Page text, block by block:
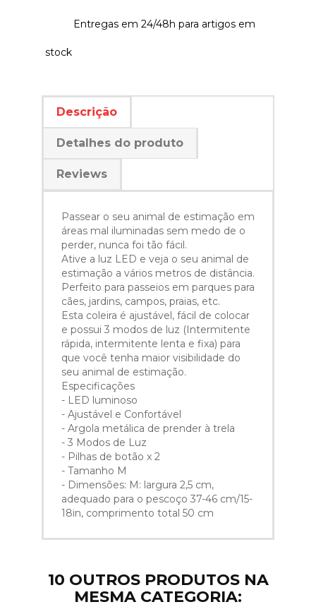
Entregas em 24/48h para artigos em
stock
Descrição
Detalhes do produto
Reviews
Passear o seu animal de estimação em
áreas mal iluminadas sem medo de o
perder, nunca foi tão fácil.
Ative a luz LED e veja o seu animal de
estimação a vários metros de distância.
Perfeito para passeios em parques para
cães, jardins, campos, praias, etc.
Esta coleira é ajustável, fácil de colocar
e possui 3 modos de luz (Intermitente
rápida, intermitente lenta e fixa) para
que você tenha maior visibilidade do
seu animal de estimação.
Especificações
- LED luminoso
- Ajustável e Confortável
- Argola metálica de prender à trela
- 3 Modos de Luz
- Pilhas de botão x 2
- Tamanho M
- Dimensões: M: largura 2,5 cm,
adequado para o pescoço 37-46 cm/15-
18in, comprimento total 50 cm
10 OUTROS PRODUTOS NA
MESMA CATEGORIA: